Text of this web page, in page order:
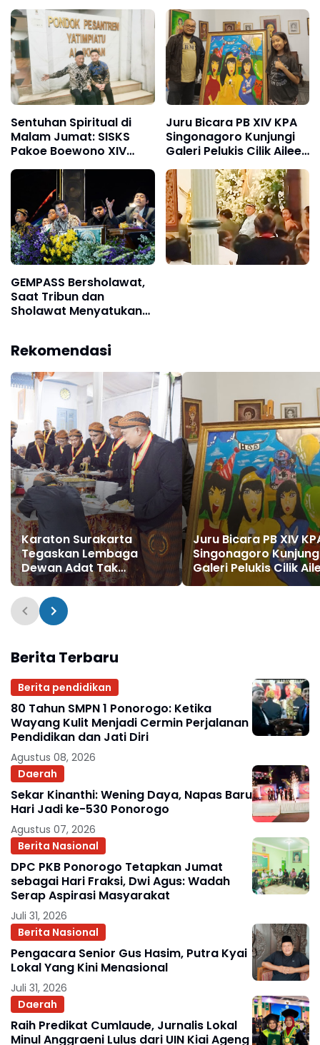
Metrowilis.com
Sentuhan Spiritual di
Malam Jumat: SISKS
Pakoe Boewono XIV
Bersilaturahmi ke Mbah
Lepo
Juru Bicara PB XIV KPA
Singonagoro Kunjungi
Galeri Pelukis Cilik Aileen
di Kotagede
GEMPASS Bersholawat,
Saat Tribun dan
Sholawat Menyatukan
Susuhunan Pakoe
Boewono XIV Purboyo
Hadir
Rekomendasi
Karaton Surakarta
Tegaskan Lembaga
Dewan Adat Tak
Berwenang Tentukan
Suksesi Raja
Juru Bicara PB XIV
Singonagoro
Galeri Pelukis Cilik
di Kotagede
Berita Terbaru
Berita pendidikan
80 Tahun SMPN 1 Ponorogo: Ketika
Wayang Kulit Menjadi Cermin Perjalanan
Pendidikan dan Jati Diri
Agustus 08, 2026
Daerah
Sekar Kinanthi: Wening Daya, Napas Baru
Hari Jadi ke-530 Ponorogo
Agustus 07, 2026
Berita Nasional
DPC PKB Ponorogo Tetapkan Jumat
sebagai Hari Fraksi, Dwi Agus: Wadah
Serap Aspirasi Masyarakat
Juli 31, 2026
Berita Nasional
Pengacara Senior Gus Hasim, Putra Kyai
Lokal Yang Kini Menasional
Juli 31, 2026
Daerah
Raih Predikat Cumlaude, Jurnalis Lokal
Minul Anggraeni Lulus dari UIN Kiai Ageng